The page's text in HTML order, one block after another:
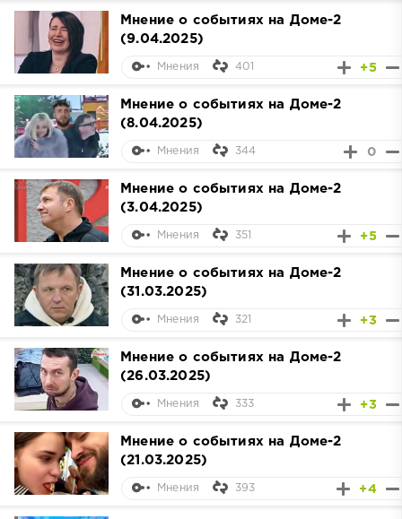
Мнение о событиях на Доме-2
(9.04.2025)
+5
Мнения 401
Мнение о событиях на Доме-2
(8.04.2025)
0
Мнения 344
Мнение о событиях на Доме-2
(3.04.2025)
+5
Мнения 351
Мнение о событиях на Доме-2
(31.03.2025)
+3
Мнения 321
Мнение о событиях на Доме-2
(26.03.2025)
+3
Мнения 333
Мнение о событиях на Доме-2
(21.03.2025)
+4
Мнения 393